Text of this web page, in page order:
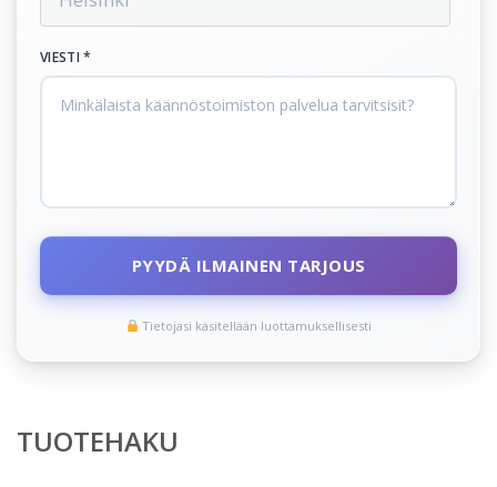
VIESTI *
PYYDÄ ILMAINEN TARJOUS
Tietojasi käsitellään luottamuksellisesti
TUOTEHAKU